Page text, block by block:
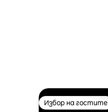
Избор на гостите
Избор на гостите